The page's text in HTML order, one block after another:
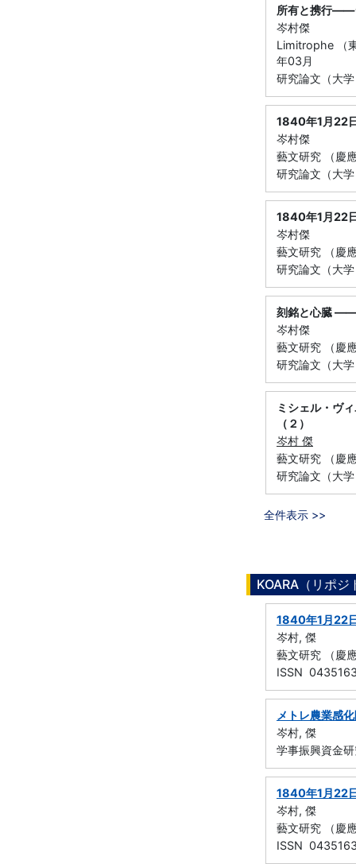
所有と携行——
岑村傑
Limitrophe （
年03月
研究論文（大
1840年1月22
岑村傑
藝文研究 （慶
研究論文（大
1840年1月22
岑村傑
藝文研究 （慶
研究論文（大
刻銘と心臓 ——
岑村傑
藝文研究 （慶
研究論文（大
ミシェル・ヴ
（２）
岑村 傑
藝文研究 （慶
研究論文（大
全件表示 >>
KOARA（リポ
1840年1月22
岑村, 傑
藝文研究 （慶
ISSN
メトレ農業感
岑村, 傑
学事振興資金
1840年1月22
岑村, 傑
藝文研究 （慶
ISSN